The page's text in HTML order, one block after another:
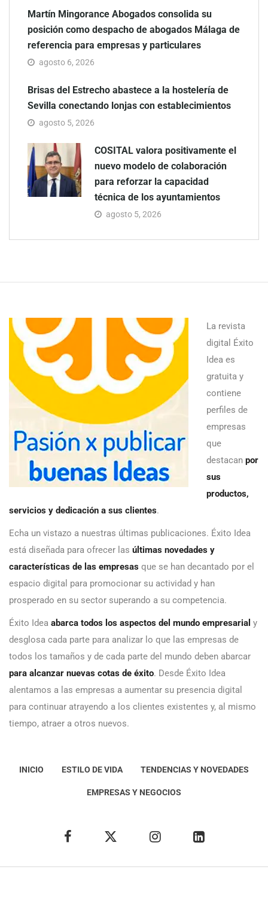
Martín Mingorance Abogados consolida su
posición como despacho de abogados Málaga de
referencia para empresas y particulares
agosto 6, 2026
Brisas del Estrecho abastece a la hostelería de
Sevilla conectando lonjas con establecimientos
agosto 5, 2026
COSITAL valora positivamente el
nuevo modelo de colaboración
para reforzar la capacidad
técnica de los ayuntamientos
agosto 5, 2026
La revista
digital Éxito
Idea es
gratuita y
contiene
perfiles de
empresas
que
destacan por
sus
productos,
servicios y dedicación a sus clientes.
Echa un vistazo a nuestras últimas publicaciones. Éxito Idea
está diseñada para ofrecer las últimas novedades y
características de las empresas que se han decantado por el
espacio digital para promocionar su actividad y han
prosperado en su sector superando a su competencia.
Éxito Idea abarca todos los aspectos del mundo empresarial y
desglosa cada parte para analizar lo que las empresas de
todos los tamaños y de cada parte del mundo deben abarcar
para alcanzar nuevas cotas de éxito. Desde Éxito Idea
alentamos a las empresas a aumentar su presencia digital
para continuar atrayendo a los clientes existentes y, al mismo
tiempo, atraer a otros nuevos.
INICIO ESTILO DE VIDA TENDENCIAS Y NOVEDADES
EMPRESAS Y NEGOCIOS